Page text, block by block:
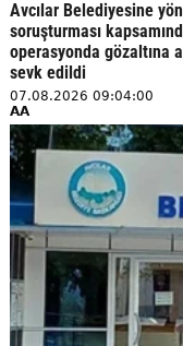
Avcılar Belediyesine
soruşturması
operasyonda gözaltına
sevk edildi
07.08.2026 09:04:00
AA